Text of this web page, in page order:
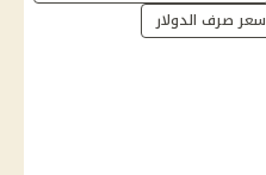
سعر صرف الدولار